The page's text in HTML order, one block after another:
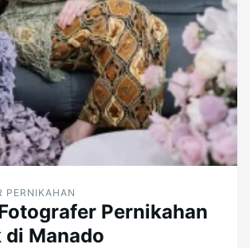
PERNIKAHAN
Pernikahan
di Manado